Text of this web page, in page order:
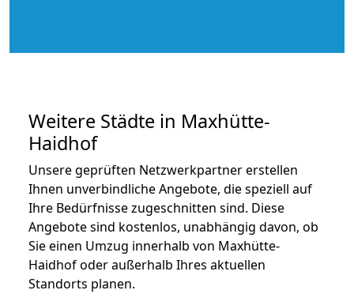
Weitere Städte in Maxhütte-
Haidhof
Unsere geprüften Netzwerkpartner erstellen
Ihnen unverbindliche Angebote, die speziell auf
Ihre Bedürfnisse zugeschnitten sind. Diese
Angebote sind kostenlos, unabhängig davon, ob
Sie einen Umzug innerhalb von Maxhütte-
Haidhof oder außerhalb Ihres aktuellen
Standorts planen.